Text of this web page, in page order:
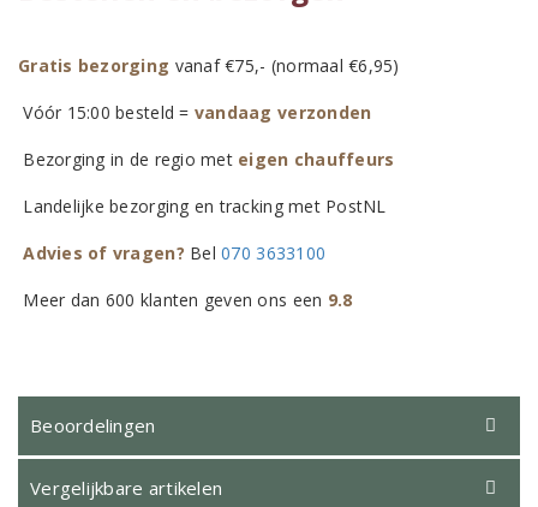
Gratis bezorging vanaf €75,- (normaal €6,95)
Vóór 15:00 besteld = vandaag verzonden
Bezorging in de regio met eigen chauffeurs
Landelijke bezorging en tracking met PostNL
Advies of vragen? Bel070 3633100
Meer dan 600 klanten geven ons een 9.8
Beoordelingen
Vergelijkbare artikelen